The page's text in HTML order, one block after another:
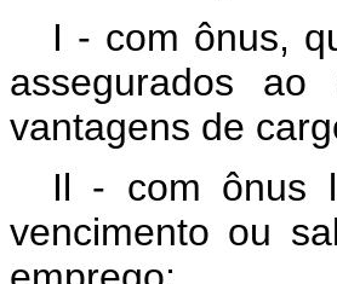
I - com ônus,
assegurados
vantagens de
Il - com ônus
vencimento ou